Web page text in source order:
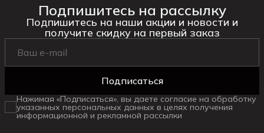
Подпишитесь на рассылку
Подпишитесь на наши акции и новости и
получите скидку на первый заказ
Подписаться
Нажимая «Подписаться», вы даете согласие на обработку
указанных персональных данных в целях получения
информационной и рекламной рассылки